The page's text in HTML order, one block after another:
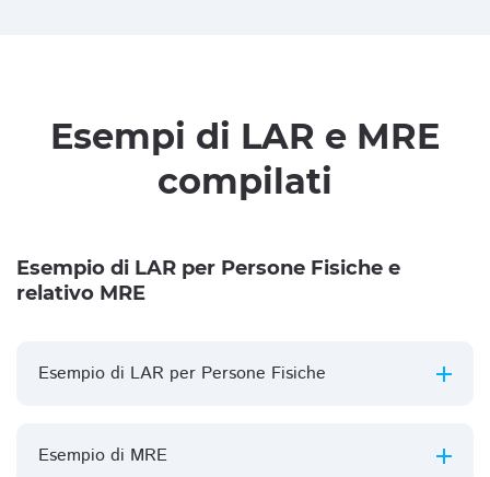
Esempi di LAR e MRE
compilati
Esempio di LAR per Persone Fisiche e
relativo MRE
Esempio di LAR per Persone Fisiche
Esempio di MRE